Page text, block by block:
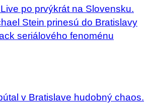
po prvýkrát na Slovensku.
Stein prinesú do Bratislavy
seriálového fenoménu
v Bratislave hudobný chaos.